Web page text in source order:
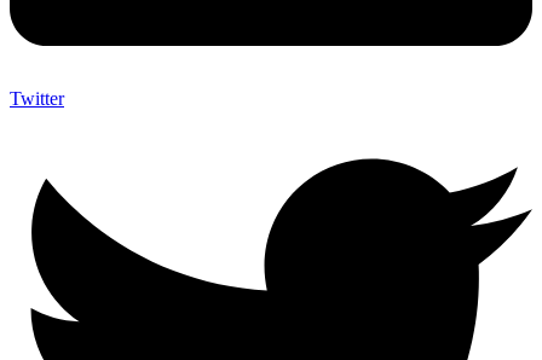
Twitter